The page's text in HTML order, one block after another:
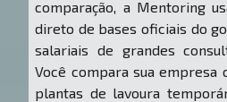
comparação, a Mentoring
direto de bases oficiais do
salariais de grandes
Você compara sua empresa
plantas de lavoura